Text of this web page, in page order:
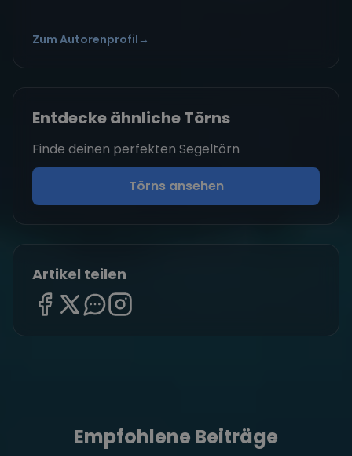
Zum Autorenprofil →
Entdecke ähnliche Törns
Finde deinen perfekten Segeltörn
Törns ansehen
Artikel teilen
Empfohlene Beiträge